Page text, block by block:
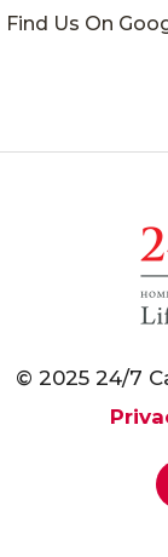
Find Us On
© 2025 24/7